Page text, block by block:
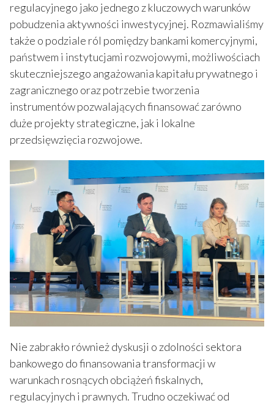
regulacyjnego jako jednego z kluczowych warunków
pobudzenia aktywności inwestycyjnej. Rozmawialiśmy
także o podziale ról pomiędzy bankami komercyjnymi,
państwem i instytucjami rozwojowymi, możliwościach
skuteczniejszego angażowania kapitału prywatnego i
zagranicznego oraz potrzebie tworzenia
instrumentów pozwalających finansować zarówno
duże projekty strategiczne, jak i lokalne
przedsięwzięcia rozwojowe.
Nie zabrakło również dyskusji o zdolności sektora
bankowego do finansowania transformacji w
warunkach rosnących obciążeń fiskalnych,
regulacyjnych i prawnych. Trudno oczekiwać od